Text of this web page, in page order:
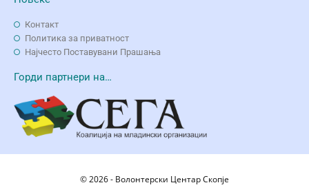
Контакт
Политика за приватност
Најчесто Поставувани Прашања
Горди партнери на…
© 2026 - Волонтерски Центар Скопје